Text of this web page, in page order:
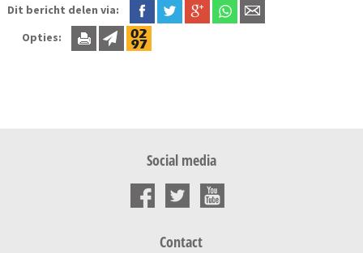
Dit bericht delen via:
Opties:
Social media
Contact